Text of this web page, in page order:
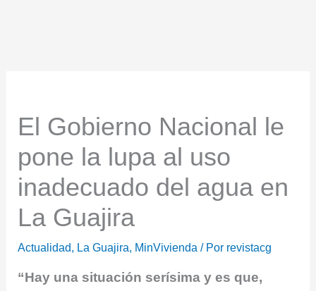
El Gobierno Nacional le
pone la lupa al uso
inadecuado del agua en
La Guajira
Actualidad, La Guajira, MinVivienda / Por revistacg
“Hay una situación serísima y es que,